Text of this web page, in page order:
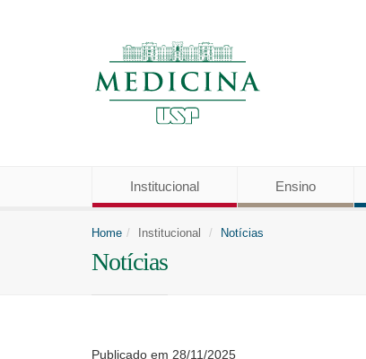
Institucional Ensino
Home Institucional Notícias
Notícias
Publicado em 28/11/2025